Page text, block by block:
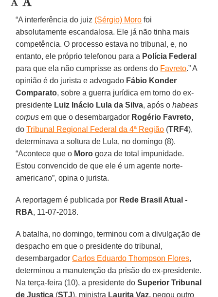
“A interferência do juiz (Sérgio) Moro foi
absolutamente escandalosa. Ele já não tinha mais
competência. O processo estava no tribunal, e, no
entanto, ele próprio telefonou para a Polícia Federal
para que ela não cumprisse as ordens do Favreto.” A
opinião é do jurista e advogado Fábio Konder
Comparato, sobre a guerra jurídica em torno do ex-
presidente Luiz Inácio Lula da Silva, após ohabeas
corpus em que o desembargador Rogério Favreto,
doTribunal Regional Federal da 4ª Região (TRF4),
determinava a soltura de Lula, no domingo (8).
“Acontece que o Moro goza de total impunidade.
Estou convencido de que ele é um agente norte-
americano”, opina o jurista.
A reportagem é publicada por Rede Brasil Atual -
RBA, 11-07-2018.
A batalha, no domingo, terminou com a divulgação de
despacho em que o presidente do tribunal,
desembargadorCarlos Eduardo Thompson Flores,
determinou a manutenção da prisão do ex-presidente.
Na terça-feira (10), a presidente doSuperior Tribunal
de Justiça (STJ), ministra Laurita Vaz, negou outro